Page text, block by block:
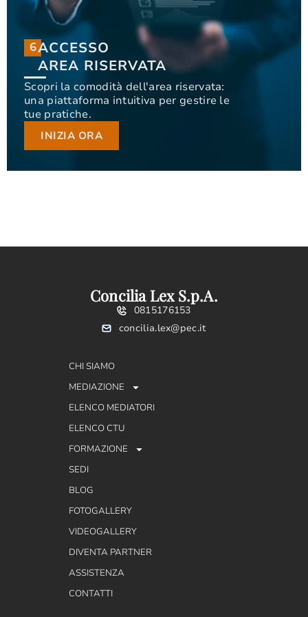
6ACCESSO
AREA RISERVATA
Scopri la comodità dell'area riservata:
una piattaforma intuitiva per gestire le
tue pratiche.
INIZIA ORA
6
ACCESSO
AREA RISERVATA
Scopri la comodità dell'area riservata: una
piattaforma intuitiva per gestire le tue pratiche.
INIZIA ORA
Concilia Lex S.p.A.
0815176153
concilia.lex@pec.it
CHI SIAMO
MEDIAZIONE
ELENCO MEDIATORI
ELENCO CTU
FORMAZIONE
SEDI
BLOG
FOTOGALLERY
VIDEOGALLERY
DIVENTA PARTNER
ASSISTENZA
CONTATTI